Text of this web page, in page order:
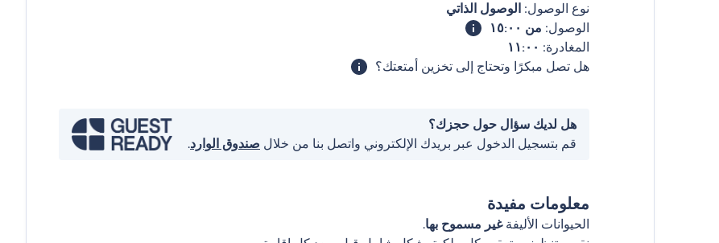
نوع الوصول: الوصول الذاتي
الوصول: من ١٥:٠٠
المغادرة: ١١:٠٠
هل تصل مبكرًا وتحتاج إلى تخزين أمتعتك؟
هل لديك سؤال حول حجزك؟
قم بتسجيل الدخول عبر بريدك الإلكتروني واتصل بنا من خلال صندوق الوارد.
معلومات مفيدة
الحيوانات الأليفةغير مسموح بها.